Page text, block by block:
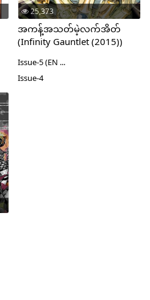
25,373
အကန့်အသတ်မဲ့လက်အိတ်
(Infinity Gauntlet (2015))
Issue-5 (EN ...
Issue-4